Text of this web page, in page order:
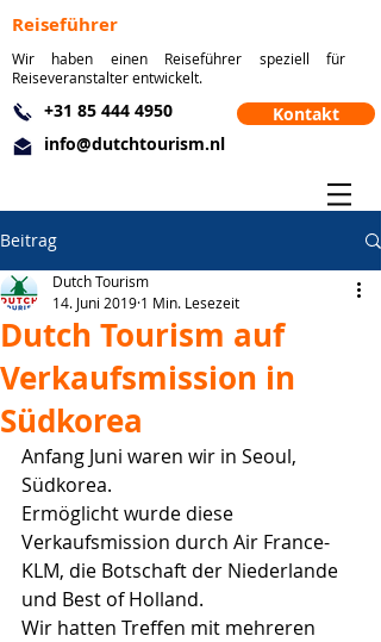
Reiseführer
Wir haben einen Reiseführer speziell für
Reiseveranstalter entwickelt.
+31 85 444 4950
info@dutchtourism.nl
Kontakt
Beitrag
Dutch Tourism auf
Verkaufsmission in
Südkorea
Dutch Tourism
14. Juni 2019 1 Min. Lesezeit
Anfang Juni waren wir in Seoul,
Südkorea.
Ermöglicht wurde diese
Verkaufsmission durch Air France-
KLM, die Botschaft der Niederlande
und Best of Holland.
Wir hatten Treffen mit mehreren